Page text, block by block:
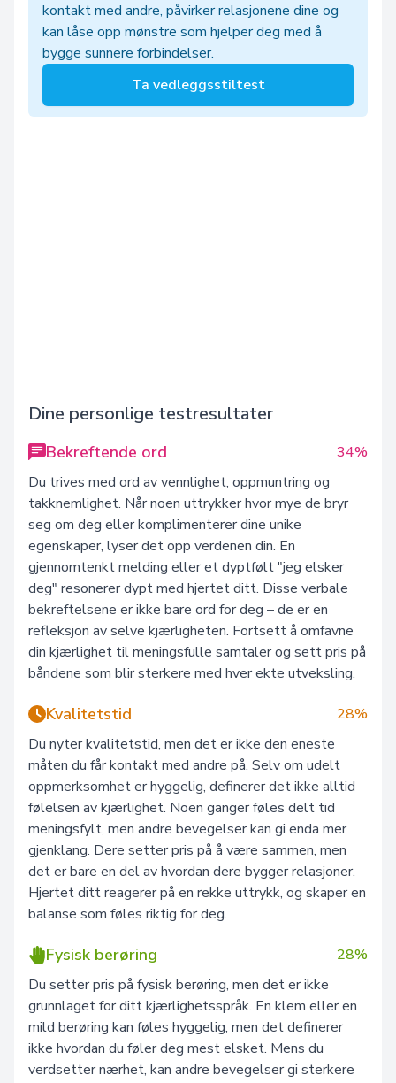
kontakt med andre, påvirker relasjonene dine og
kan låse opp mønstre som hjelper deg med å
bygge sunnere forbindelser.
Ta vedleggsstiltest
Dine personlige testresultater
Bekreftende ord
34%
Du trives med ord av vennlighet, oppmuntring og
takknemlighet. Når noen uttrykker hvor mye de bryr
seg om deg eller komplimenterer dine unike
egenskaper, lyser det opp verdenen din. En
gjennomtenkt melding eller et dyptfølt "jeg elsker
deg" resonerer dypt med hjertet ditt. Disse verbale
bekreftelsene er ikke bare ord for deg – de er en
refleksjon av selve kjærligheten. Fortsett å omfavne
din kjærlighet til meningsfulle samtaler og sett pris på
båndene som blir sterkere med hver ekte utveksling.
Kvalitetstid
28%
Du nyter kvalitetstid, men det er ikke den eneste
måten du får kontakt med andre på. Selv om udelt
oppmerksomhet er hyggelig, definerer det ikke alltid
følelsen av kjærlighet. Noen ganger føles delt tid
meningsfylt, men andre bevegelser kan gi enda mer
gjenklang. Dere setter pris på å være sammen, men
det er bare en del av hvordan dere bygger relasjoner.
Hjertet ditt reagerer på en rekke uttrykk, og skaper en
balanse som føles riktig for deg.
Fysisk berøring
28%
Du setter pris på fysisk berøring, men det er ikke
grunnlaget for ditt kjærlighetsspråk. En klem eller en
mild berøring kan føles hyggelig, men det definerer
ikke hvordan du føler deg mest elsket. Mens du
verdsetter nærhet, kan andre bevegelser gi sterkere